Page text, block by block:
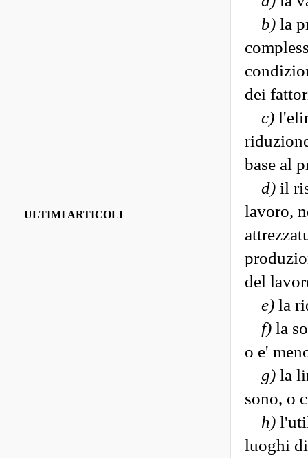
b) la
dei
c)
base al
d) il
lavoro,
del
e) la
f) la
o e'
g) la
sono, o
h)
luoghi
ULTIMI ARTICOLI